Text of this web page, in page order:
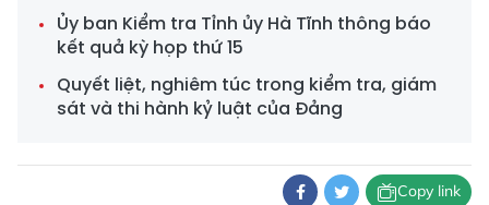
Ủy ban Kiểm tra Tỉnh ủy Hà Tĩnh thông báo
kết quả kỳ họp thứ 15
Quyết liệt, nghiêm túc trong kiểm tra, giám
sát và thi hành kỷ luật của Đảng
Copy link